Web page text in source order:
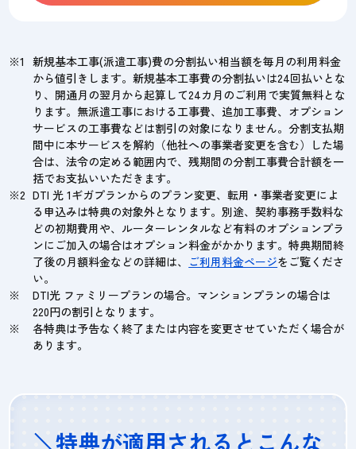
新規基本工事(派遣工事)費の分割払い相当額を毎月の利用料金
から値引きします。新規基本工事費の分割払いは24回払いとな
り、開通月の翌月から起算して24カ月のご利用で実質無料とな
ります。無派遣工事における工事費、追加工事費、オプション
サービスの工事費などは割引の対象になりません。分割支払期
間中に本サービスを解約（他社への事業者変更を含む）した場
合は、法令の定める範囲内で、残期間の分割工事費合計額を一
括でお支払いいただきます。
DTI 光 1ギガプランからのプラン変更、転用・事業者変更によ
る申込みは特典の対象外となります。別途、契約事務手数料な
どの初期費用や、ルーターレンタルなど有料のオプションプラ
ンにご加入の場合はオプション料金がかかります。特典期間終
了後の月額料金などの詳細は、 ご利用料金ページをご覧くださ
い。
DTI光 ファミリープランの場合。マンションプランの場合は
220円の割引となります。
各特典は予告なく終了または内容を変更させていただく場合が
あります。
＼特典が適用されるとこんな